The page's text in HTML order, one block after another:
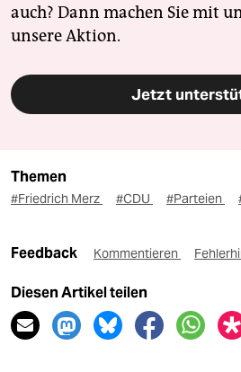
auch? Dann machen Sie mit
unsere Aktion.
Jetzt
Themen
#Friedrich Merz #CDU #Parteien
Feedback Kommentieren
Diesen Artikel teilen